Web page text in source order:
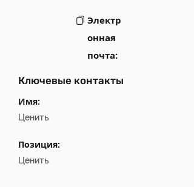
Электр
онная
почта:
Ключевые контакты
Имя:
Ценить
Позиция:
Ценить